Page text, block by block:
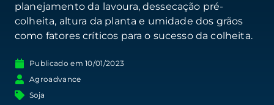
planejamento da lavoura, dessecação pré-
colheita, altura da planta e umidade dos grãos
como fatores críticos para o sucesso da colheita.
Publicado em 10/01/2023
Agroadvance
Soja